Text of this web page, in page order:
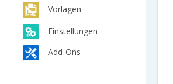
Vorlagen
Einstellungen
Add-Ons